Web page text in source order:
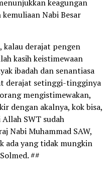
keagungan
Nabi Besar
kalau derajat pengen
kasih keistimewaan
ibadah dan senantiasa
derajat setinggi-tingginya
mengistimewakan,
dengan akalnya, kok bisa,
SWT sudah
Nabi Muhammad SAW,
ada yang tidak mungkin
##